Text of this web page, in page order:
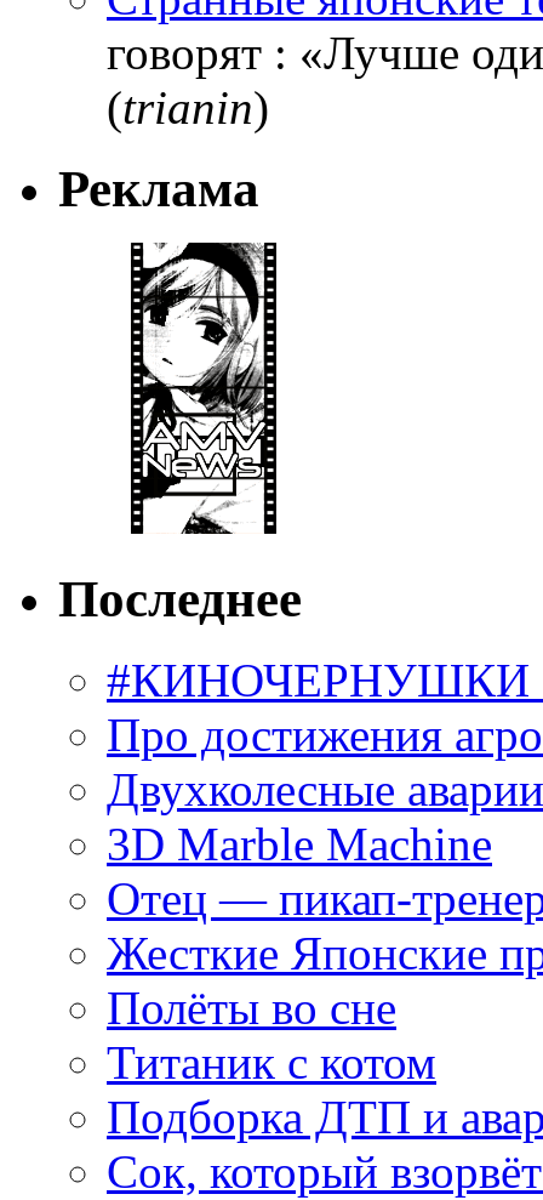
говорят : «Лучше
(trianin)
Реклама
Последнее
#КИНОЧЕРНУШКИ
Про достижения
Двухколесные
3D Marble Machine
Отец — пикап-
Жесткие Японские
Полёты во сне
Титаник с котом
Подборка ДТП и
Сок, который